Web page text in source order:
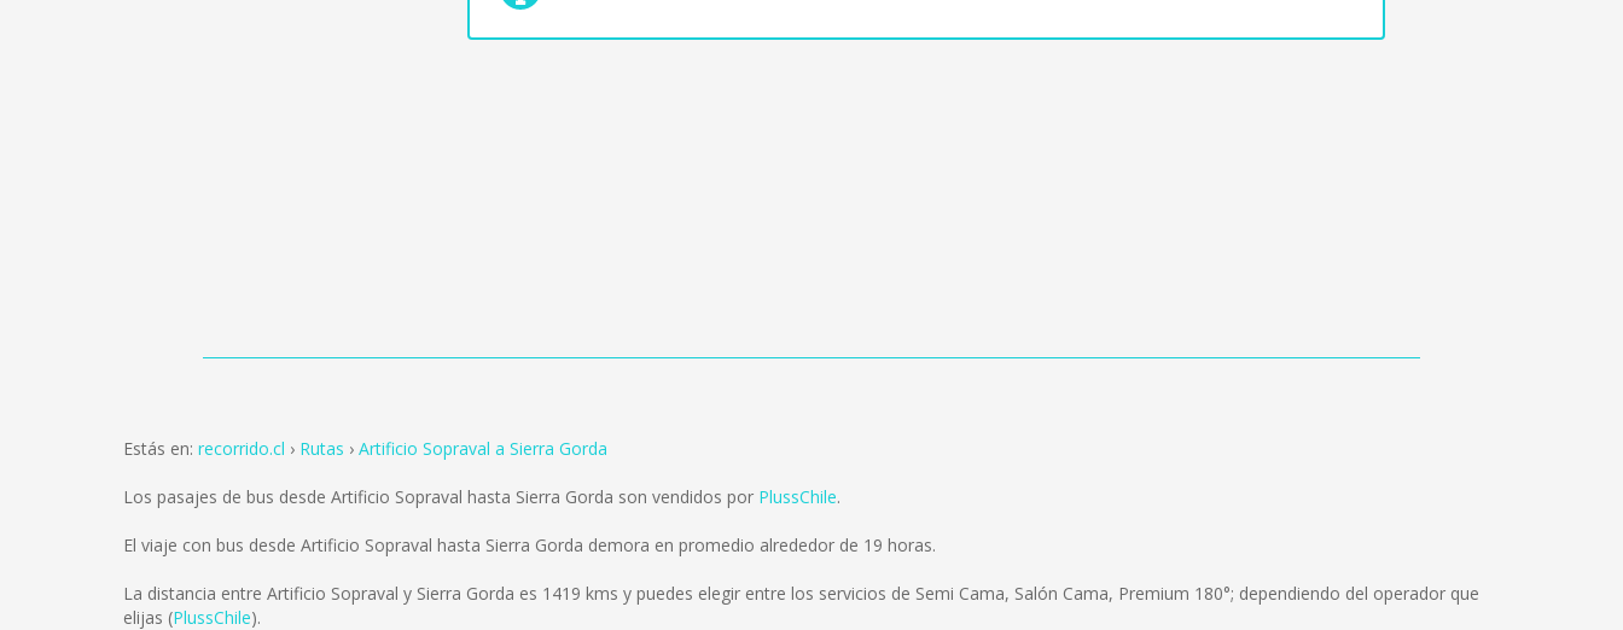
Estás en: recorrido.cl Rutas Artificio Sopraval a Sierra Gorda
Los pasajes de bus desde Artificio Sopraval hasta Sierra Gorda son vendidos por PlussChile.
El viaje con bus desde Artificio Sopraval hasta Sierra Gorda demora en promedio alrededor de 19 horas.
La distancia entre Artificio Sopraval y Sierra Gorda es 1419 kms y puedes elegir entre los servicios de Semi Cama, Salón Cama, Premium 180°; dependiendo del operador que
elijas (PlussChile).